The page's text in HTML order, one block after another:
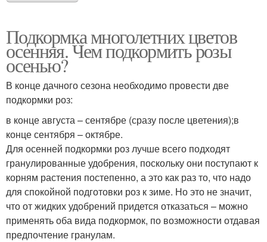
Подкормка многолетних цветов
осенняя. Чем подкормить розы
осенью?
В конце дачного сезона необходимо провести две
подкормки роз:
в конце августа – сентябре (сразу после цветения);в
конце сентября – октябре.
Для осенней подкормки роз лучше всего подходят
гранулированные удобрения, поскольку они поступают к
корням растения постепенно, а это как раз то, что надо
для спокойной подготовки роз к зиме. Но это не значит,
что от жидких удобрений придется отказаться – можно
применять оба вида подкормок, по возможности отдавая
предпочтение гранулам.